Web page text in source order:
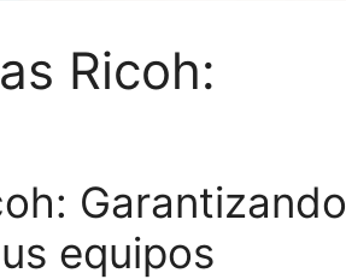
Ricoh:
Garantizando
equipos